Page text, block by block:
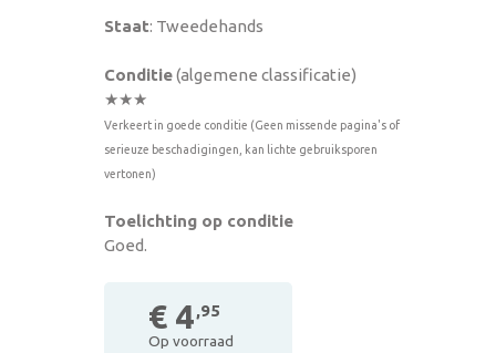
Staat: Tweedehands
Conditie(algemene classificatie)
★★★
Verkeert in goede conditie (Geen missende pagina's of
serieuze beschadigingen, kan lichte gebruiksporen
vertonen)
Toelichting op conditie
Goed.
€ 4,95
Op voorraad